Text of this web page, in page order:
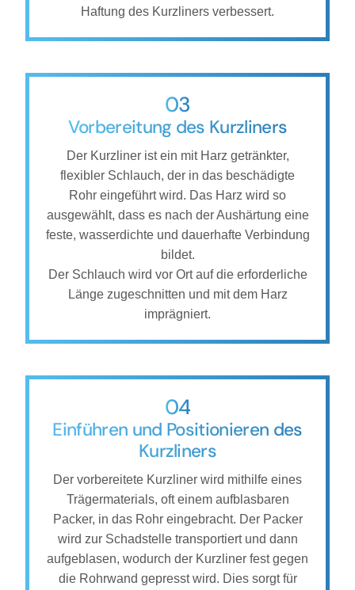
Haftung des Kurzliners verbessert.
03
Vorbereitung des Kurzliners
Der Kurzliner ist ein mit Harz getränkter,
flexibler Schlauch, der in das beschädigte
Rohr eingeführt wird. Das Harz wird so
ausgewählt, dass es nach der Aushärtung eine
feste, wasserdichte und dauerhafte Verbindung
bildet.
Der Schlauch wird vor Ort auf die erforderliche
Länge zugeschnitten und mit dem Harz
imprägniert.
04
Einführen und Positionieren des
Kurzliners
Der vorbereitete Kurzliner wird mithilfe eines
Trägermaterials, oft einem aufblasbaren
Packer, in das Rohr eingebracht. Der Packer
wird zur Schadstelle transportiert und dann
aufgeblasen, wodurch der Kurzliner fest gegen
die Rohrwand gepresst wird. Dies sorgt für